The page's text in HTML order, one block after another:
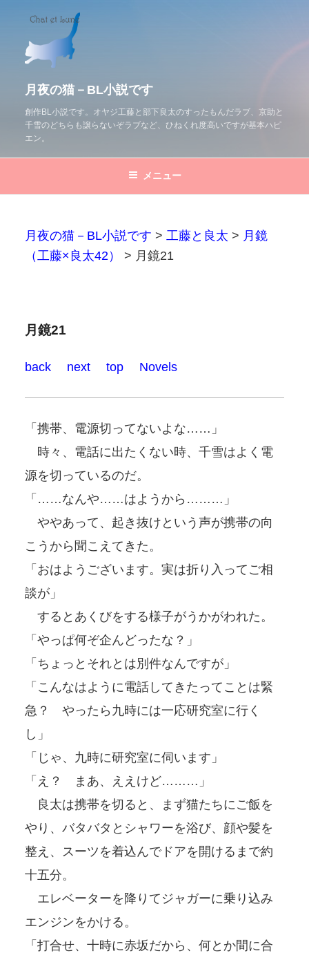
月夜の猫－BL小説です
創作BL小説です。オヤジ工藤と部下良太のすったもんだラブ、京助と
千雪のどちらも譲らないぞラブなど、ひねくれ度高いですが基本ハピ
エン。
メニュー
月夜の猫－BL小説です > 工藤と良太 > 月鏡
（工藤×良太42）
> 月鏡21
月鏡21
back next top Novels
「携帯、電源切ってないよな……」
時々、電話に出たくない時、千雪はよく電
源を切っているのだ。
「……なんや……はようから………」
ややあって、起き抜けという声が携帯の向
こうから聞こえてきた。
「おはようございます。実は折り入ってご相
談が」
するとあくびをする様子がうかがわれた。
「やっぱ何ぞ企んどったな？」
「ちょっとそれとは別件なんですが」
「こんなはように電話してきたってことは緊
急？ やったら九時には一応研究室に行く
し」
「じゃ、九時に研究室に伺います」
「え？ まあ、ええけど………」
良太は携帯を切ると、まず猫たちにご飯を
やり、バタバタとシャワーを浴び、顔や髪を
整え、スーツを着込んでドアを開けるまで約
十五分。
エレベーターを降りてジャガーに乗り込み
エンジンをかける。
「打合せ、十時に赤坂だから、何とか間に合